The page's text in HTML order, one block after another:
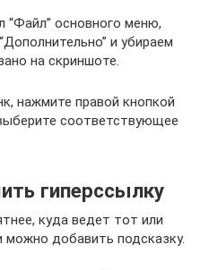
“Файл” основного меню,
и убираем
на скриншоте.
нажмите правой кнопкой
соответствующее
гиперссылку
куда ведет тот или
можно добавить подсказку.